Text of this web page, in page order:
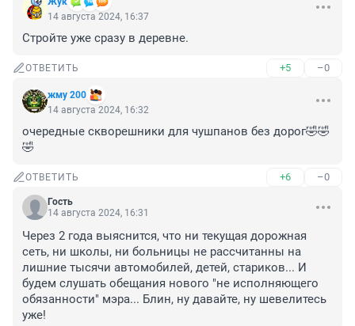
14 августа 2024, 16:37
Стройте уже сразу в деревне.
ОТВЕТИТЬ +5 –0
жму 200
14 августа 2024, 16:32
очередные скворешники для чушпанов без дорог🤣🤣
🤣
ОТВЕТИТЬ +6 –0
Гость
14 августа 2024, 16:31
Через 2 года выяснится, что ни текущая дорожная
сеть, ни школы, ни больницы не рассчитанны на
лишние тысячи автомобилей, детей, стариков... И
будем слушать обещания нового "не исполняющего
обязанности" мэра... Блин, ну давайте, ну шевелитесь
уже!